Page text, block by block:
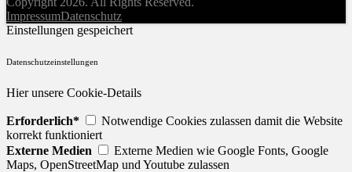
ImpressumDatenschutz
Einstellungen gespeichert
Datenschutzeinstellungen
Hier unsere Cookie-Details
Erforderlich*
Notwendige Cookies zulassen damit die Website
korrekt funktioniert
Externe Medien
Externe Medien wie Google Fonts, Google
Maps, OpenStreetMap und Youtube zulassen